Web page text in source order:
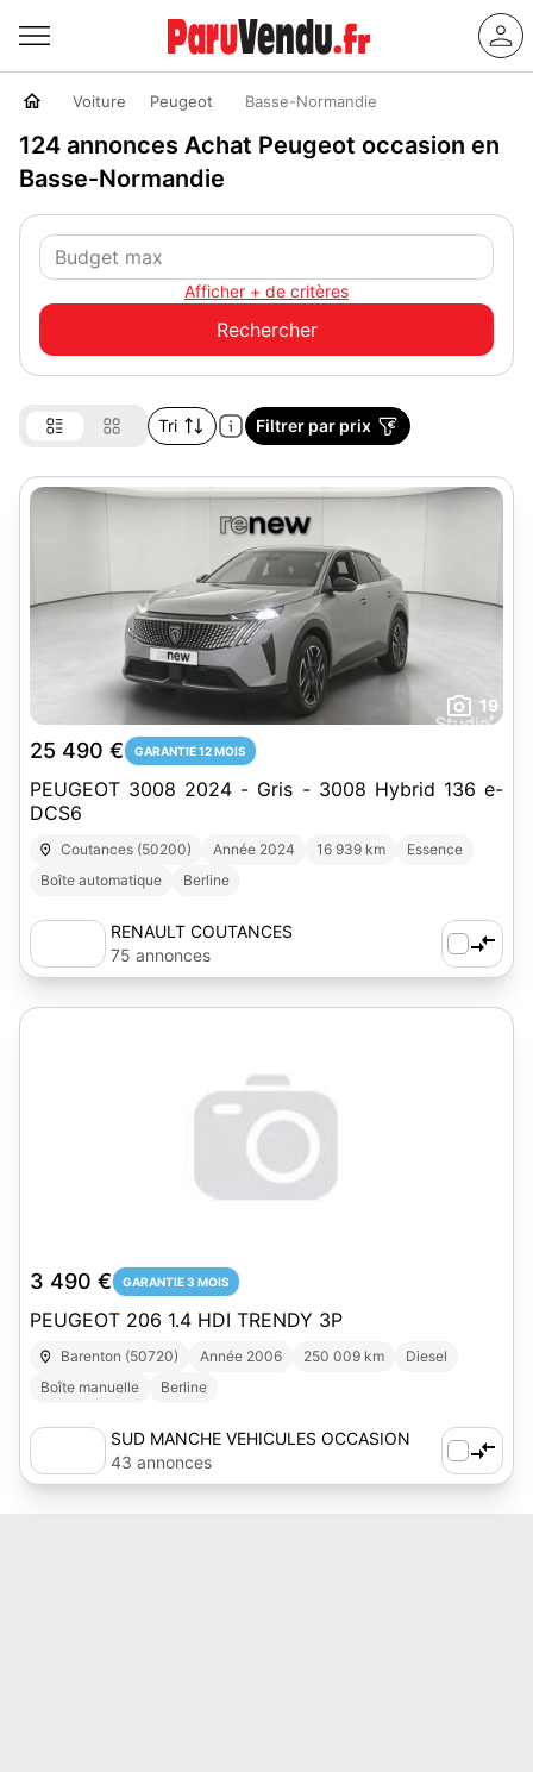
Voiture Peugeot Basse-Normandie
124 annonces Achat Peugeot occasion en
Basse-Normandie
Afficher + de critères
Tri Filtrer par prix
19
25 490 € GARANTIE 12 MOIS
PEUGEOT 3008 2024 - Gris - 3008 Hybrid 136 e-
DCS6
Coutances (50200) Année 2024 16 939 km
Essence
Boîte automatique
Berline
RENAULT COUTANCES
75 annonces
3 490 € GARANTIE 3 MOIS
PEUGEOT 206 1.4 HDI TRENDY 3P
Barenton (50720) Année 2006 250 009 km
Diesel
Boîte manuelle
Berline
SUD MANCHE VEHICULES OCCASION
43 annonces